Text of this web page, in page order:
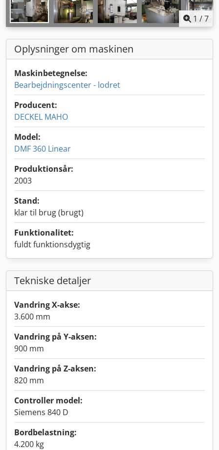
1 /7
Oplysninger om maskinen
Maskinbetegnelse:
Bearbejdningscenter - lodret
Producent:
DECKEL MAHO
Model:
DMF 360 Linear
Produktionsår:
2003
Stand:
klar til brug (brugt)
Funktionalitet:
fuldt funktionsdygtig
Tekniske detaljer
Vandring X-akse:
3.600 mm
Vandring på Y-aksen:
900 mm
Vandring på Z-aksen:
820 mm
Controller model:
Siemens 840 D
Bordbelastning:
4.200 kg